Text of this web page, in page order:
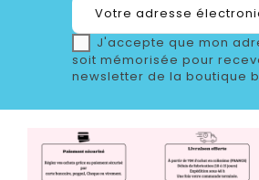
J'accepte que mon
soit mémorisée pour
newsletter de la boutique